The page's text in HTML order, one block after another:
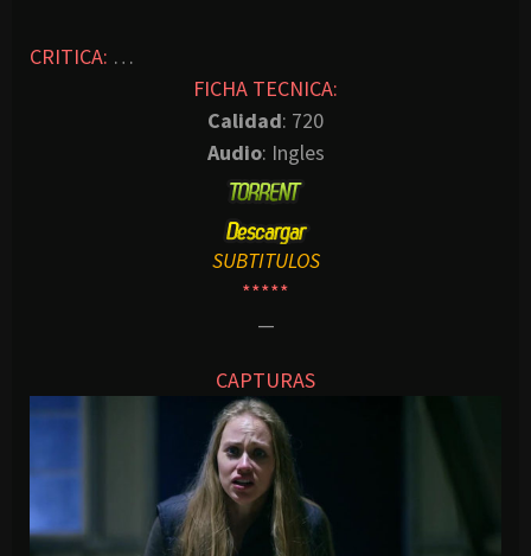
CRITICA: …
FICHA TECNICA:
Calidad: 720
Audio: Ingles
SUBTITULOS
*****
—
CAPTURAS